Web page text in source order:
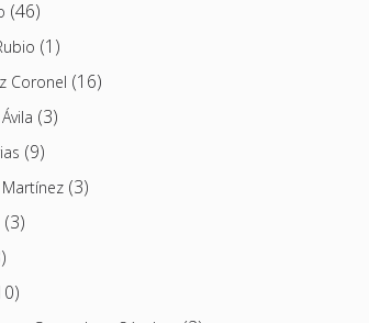
(46)
(1)
Coronel (16)
(3)
(9)
(3)
(3)